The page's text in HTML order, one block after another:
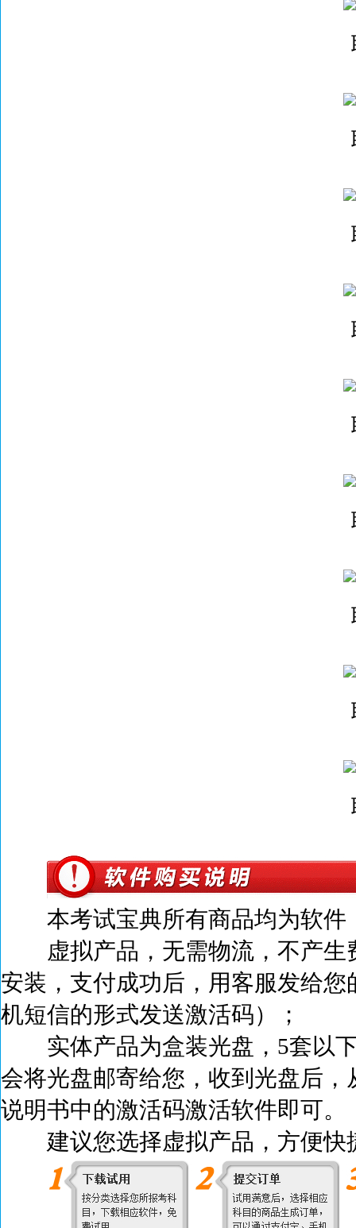
本考试宝典所有商品均为软件
虚拟产品，无需物流，不产
安装，支付成功后， 用客服发给您
机短信的形式发送激活码）；
实体产品为盒装光盘，5套以
会将光盘邮寄给您，收到光盘后
说明书中的激活码激活软件即可。
建议您选择虚拟产品，方便快